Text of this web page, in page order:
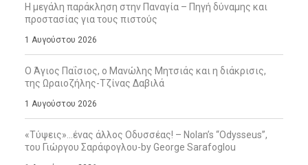
Η μεγάλη παράκληση στην Παναγία – Πηγή δύναμης και
προστασίας για τους πιστούς
1 Αυγούστου 2026
Ο Άγιος Παΐσιος, ο Μανώλης Μητσιάς και η διάκρισις,
της Ωραιοζήλης-Τζίνας Δαβιλά
1 Αυγούστου 2026
«Τύψεις»…ένας άλλος Οδυσσέας! – Nolan’s “Odysseus”,
του Γιώργου Σαράφογλου-by George Sarafoglou